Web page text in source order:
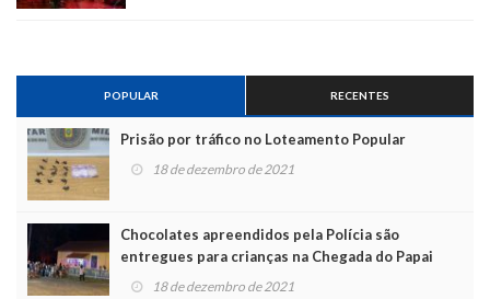
POPULAR RECENTES
Prisão por tráfico no Loteamento Popular
18 de dezembro de 2021
Chocolates apreendidos pela Polícia são
entregues para crianças na Chegada do Papai
Noel 18 de dezembro de 2021